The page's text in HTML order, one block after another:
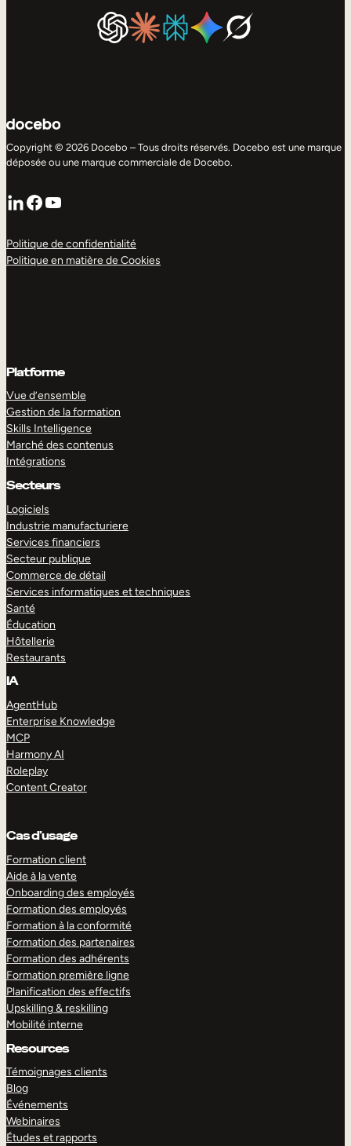
Copyright © 2026 Docebo – Tous droits réservés. Docebo est une marque
déposée ou une marque commerciale de Docebo.
LinkedIn
Facebook
YouTube
Politique de confidentialité
Politique en matière de Cookies
Platforme
Vue d’ensemble
Gestion de la formation
Skills Intelligence
Marché des contenus
Intégrations
Secteurs
Logiciels
Industrie manufacturiere
Services financiers
Secteur publique
Commerce de détail
Services informatiques et techniques
Santé
Éducation
Hôtellerie
Restaurants
IA
AgentHub
Enterprise Knowledge
MCP
Harmony AI
Roleplay
Content Creator
Cas d’usage
Formation client
Aide à la vente
Onboarding des employés
Formation des employés
Formation à la conformité
Formation des partenaires
Formation des adhérents
Formation première ligne
Planification des effectifs
Upskilling & reskilling
Mobilité interne
Resources
Témoignages clients
Blog
Événements
Webinaires
Études et rapports